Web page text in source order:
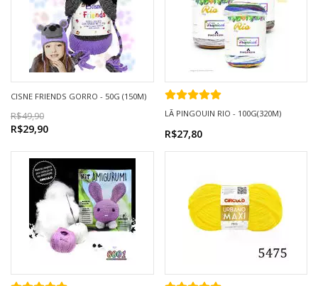
CISNE FRIENDS GORRO - 50G (150M)
R$49,90
R$29,90
LÃ PINGOUIN RIO - 100G(320M)
R$27,80